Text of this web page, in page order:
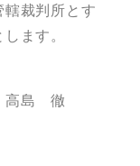
轄裁判所とす
ます。
高島 徹